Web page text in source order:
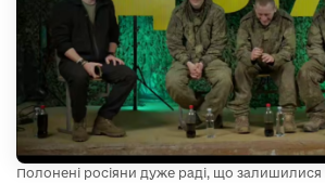
Полонені росіяни дуже раді, що